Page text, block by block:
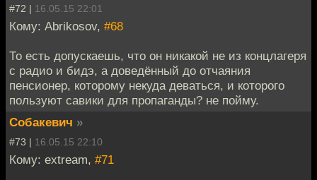
#72 | 16.05.15 22:01
Кому: Abrikosov, #68
То есть допускаешь, что он никакой не из концлагеря
с радио и бидэ, а доведённый до отчаяния
пенсионер, которому некуда деваться, и которого
пользуют савики для пропаганды? не пойму.
Собакевич »
#73 | 16.05.15 22:10
Кому: extream, #71